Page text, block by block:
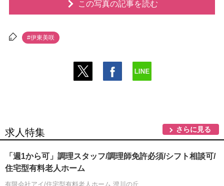
この写真の記事を読む
#伊東美咲
求人特集 さらに見る
「週1から可」調理スタッフ/調理師免許必須/シフト相談可/
住宅型有料老人ホーム
有限会社アイ/住宅型有料老人ホーム 澄川の丘